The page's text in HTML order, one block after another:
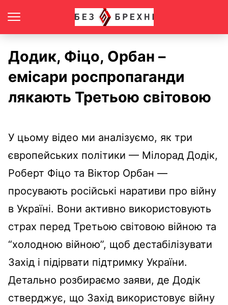
Додик, Фіцо, Орбан –
емісари роспропаганди
лякають Третьою світовою
У цьому відео ми аналізуємо, як три
європейських політики — Мілорад Додік,
Роберт Фіцо та Віктор Орбан —
просувають російські наративи про війну
в Україні. Вони активно використовують
страх перед Третьою світовою війною та
“холодною війною”, щоб дестабілізувати
Захід і підірвати підтримку України.
Детально розбираємо заяви, де Додік
стверджує, що Захід використовує війну